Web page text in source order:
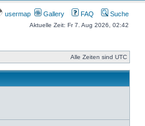
usermap Gallery FAQ Suche
Aktuelle Zeit: Fr 7. Aug 2026, 02:42
Alle Zeiten sind UTC